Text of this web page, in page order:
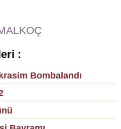
:
Bombalandı